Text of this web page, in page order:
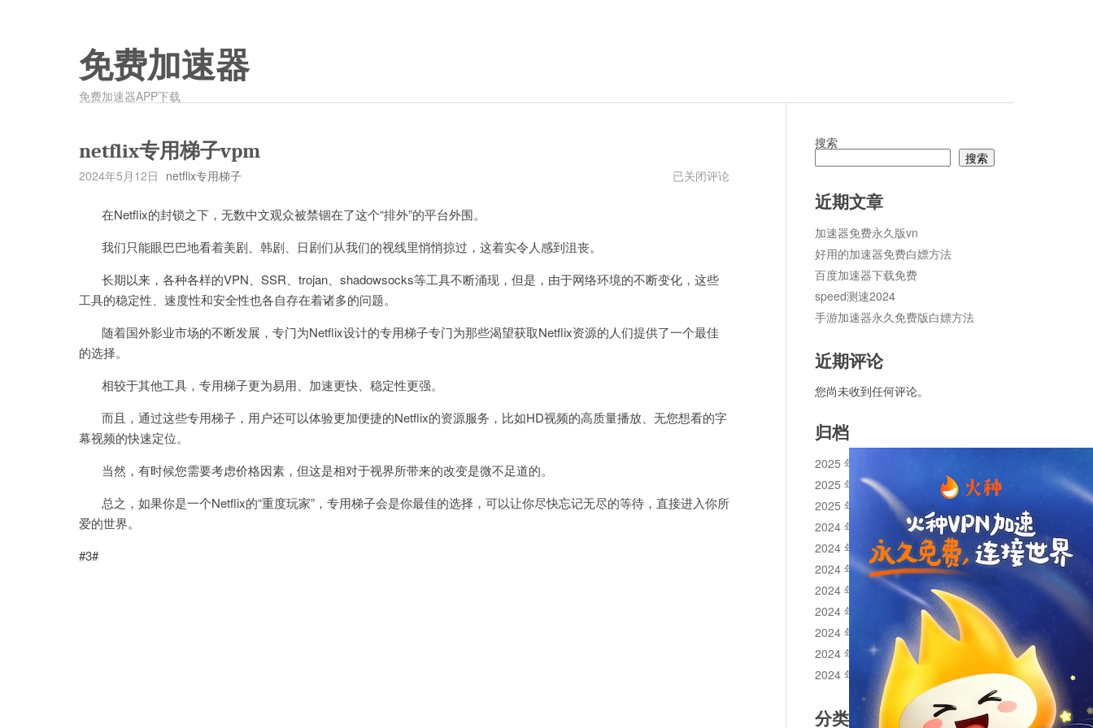
免费加速器
免费加速器APP下载
netflix专用梯子vpm
2024年5月12日 netflix专用梯子
netflix
已关闭评论
在Netflix的封锁之下，无数中文观众被禁锢在了这个“排外”的平台外围。
我们只能眼巴巴地看着美剧、韩剧、日剧们从我们的视线里悄悄掠过，这着实令人感到沮丧。
长期以来，各种各样的VPN、SSR、trojan、shadowsocks等工具不断涌现，但是，由于网络环境的不断变化，这些
工具的稳定性、速度性和安全性也各自存在着诸多的问题。
随着国外影业市场的不断发展，专门为Netflix设计的专用梯子专门为那些渴望获取Netflix资源的人们提供了一个最佳
的选择。
相较于其他工具，专用梯子更为易用、加速更快、稳定性更强。
而且，通过这些专用梯子，用户还可以体验更加便捷的Netflix的资源服务，比如HD视频的高质量播放、无您想看的字
幕视频的快速定位。
当然，有时候您需要考虑价格因素，但这是相对于视界所带来的改变是微不足道的。
总之，如果你是一个Netflix的“重度玩家”，专用梯子会是你最佳的选择，可以让你尽快忘记无尽的等待，直接进入你所
爱的世界。
#3#
搜索
搜索
近期文章
加速器免费永久版vn
好用的加速器免费白嫖方法
百度加速器下载免费
speed测速2024
手游加速器永久免费版白嫖方法
近期评论
您尚未收到任何评论。
归档
2025 年 11 月
2025 年 10 月
2025 年 1 月
2024 年 12 月
2024 年 11 月
2024 年 10 月
2024 年 9 月
2024 年 8 月
2024 年 7 月
2024 年 6 月
2024 年 5 月
分类目录